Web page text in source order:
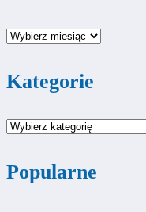
Archiwa
Kategorie
Kategorie
Popularne